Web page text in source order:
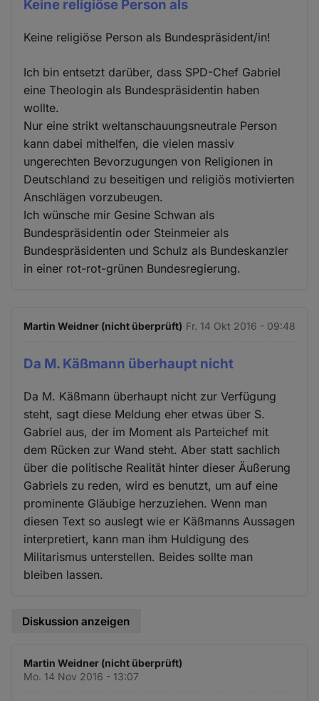
Keine religiöse Person als
Keine religiöse Person als Bundespräsident/in!
Ich bin entsetzt darüber, dass SPD-Chef Gabriel
eine Theologin als Bundespräsidentin haben
wollte.
Nur eine strikt weltanschauungsneutrale Person
kann dabei mithelfen, die vielen massiv
ungerechten Bevorzugungen von Religionen in
Deutschland zu beseitigen und religiös motivierten
Anschlägen vorzubeugen.
Ich wünsche mir Gesine Schwan als
Bundespräsidentin oder Steinmeier als
Bundespräsidenten und Schulz als Bundeskanzler
in einer rot-rot-grünen Bundesregierung.
Martin Weidner (nicht überprüft) Fr. 14 Okt 2016 - 09:48
Da M. Käßmann überhaupt nicht
Da M. Käßmann überhaupt nicht zur Verfügung
steht, sagt diese Meldung eher etwas über S.
Gabriel aus, der im Moment als Parteichef mit
dem Rücken zur Wand steht. Aber statt sachlich
über die politische Realität hinter dieser Äußerung
Gabriels zu reden, wird es benutzt, um auf eine
prominente Gläubige herzuziehen. Wenn man
diesen Text so auslegt wie er Käßmanns Aussagen
interpretiert, kann man ihm Huldigung des
Militarismus unterstellen. Beides sollte man
bleiben lassen.
Diskussion anzeigen
Martin Weidner (nicht überprüft)
Mo. 14 Nov 2016 - 13:07